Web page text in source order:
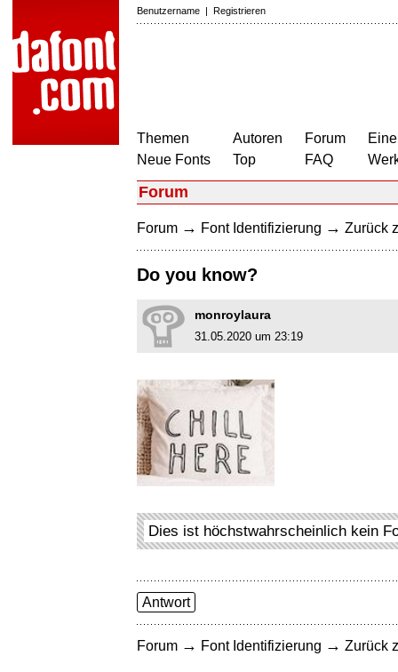
Benutzername | Registrieren
Themen
Neue Fonts
Autoren
Top
Forum
FAQ
Forum
Forum → Font Identifizierung → Zurück
Do you know?
monroylaura
31.05.2020 um 23:19
Dies ist höchstwahrscheinlich kein
Antwort
Forum → Font Identifizierung → Zurück